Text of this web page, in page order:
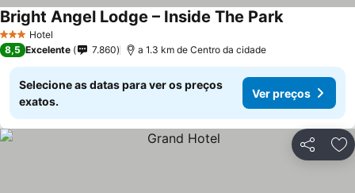
3 EstrelasHotel
Bright Angel Lodge – Inside The Park
8,5 Excelente 7.860 a 1.3 km de Centro da cidade
Selecione as datas para ver os preços
exatos.
Ver preços
Partilhar